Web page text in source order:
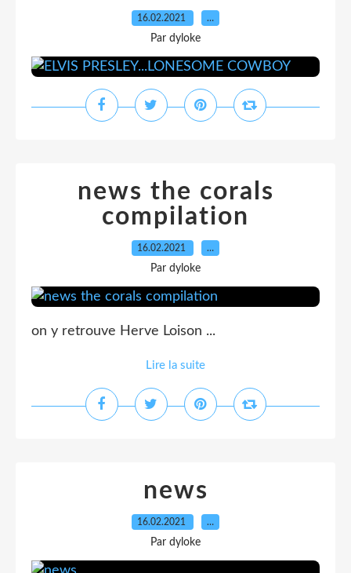
16.02.2021 …
Par dyloke
news the corals
compilation
16.02.2021 …
Par dyloke
on y retrouve Herve Loison ...
Lire la suite
news
16.02.2021 …
Par dyloke